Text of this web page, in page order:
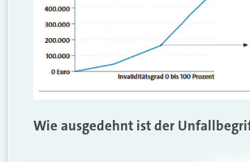
Wie ausgedehnt ist der